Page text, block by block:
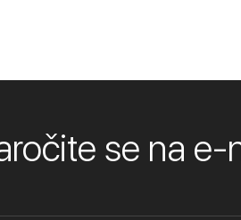
se na e-